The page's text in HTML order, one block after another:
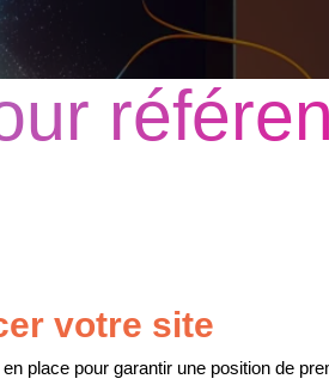
votre site
place pour garantir une position de